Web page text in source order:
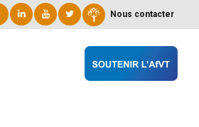
Nous contacter